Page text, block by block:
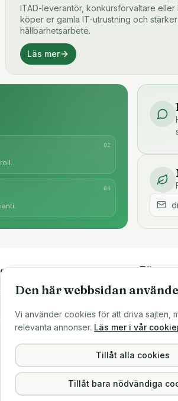
licens medföljer
ITAD-leverantör, konkursförvaltare eller
köper er gamla IT-utrustning och
hållbarhetsarbete.
Läs mer
02
04
Om oss
Sälj till
Köpvillkor
Den här webbsidan
Vi använder cookies för att driva sajten,
relevanta annonser. Läs mer i vår
Tillåt alla cookies
Tillåt bara nödvändiga